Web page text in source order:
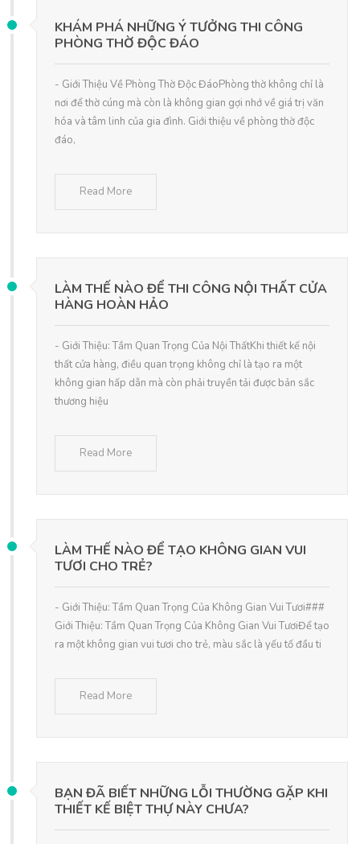
KHÁM PHÁ NHỮNG Ý TƯỞNG THI CÔNG
PHÒNG THỜ ĐỘC ĐÁO
- Giới Thiệu Về Phòng Thờ Độc ĐáoPhòng thờ không chỉ là
nơi để thờ cúng mà còn là không gian gợi nhớ về giá trị văn
hóa và tâm linh của gia đình. Giới thiệu về phòng thờ độc
đáo,
Read More
LÀM THẾ NÀO ĐỂ THI CÔNG NỘI THẤT CỬA
HÀNG HOÀN HẢO
- Giới Thiệu: Tầm Quan Trọng Của Nội ThấtKhi thiết kế nội
thất cửa hàng, điều quan trọng không chỉ là tạo ra một
không gian hấp dẫn mà còn phải truyền tải được bản sắc
thương hiệu
Read More
LÀM THẾ NÀO ĐỂ TẠO KHÔNG GIAN VUI
TƯƠI CHO TRẺ?
- Giới Thiệu: Tầm Quan Trọng Của Không Gian Vui Tươi###
Giới Thiệu: Tầm Quan Trọng Của Không Gian Vui TươiĐể tạo
ra một không gian vui tươi cho trẻ, màu sắc là yếu tố đầu ti
Read More
BẠN ĐÃ BIẾT NHỮNG LỖI THƯỜNG GẶP KHI
THIẾT KẾ BIỆT THỰ NÀY CHƯA?